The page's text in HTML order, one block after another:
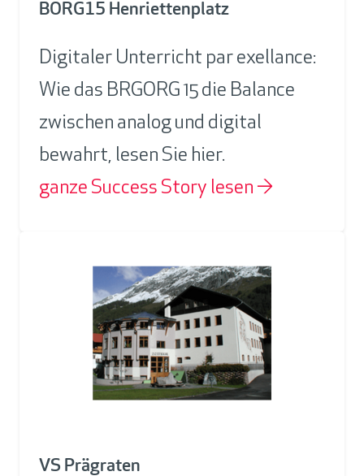
BORG15 Henriettenplatz
Digitaler Unterricht par exellance:
Wie das BRGORG 15 die Balance
zwischen analog und digital
bewahrt, lesen Sie hier.
ganze Success Story lesen →
VS Prägraten